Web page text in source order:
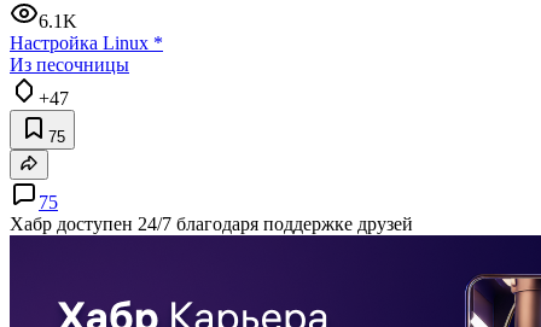
6.1K
Настройка Linux *
Из песочницы
+47
75
75
Хабр доступен 24/7 благодаря поддержке друзей